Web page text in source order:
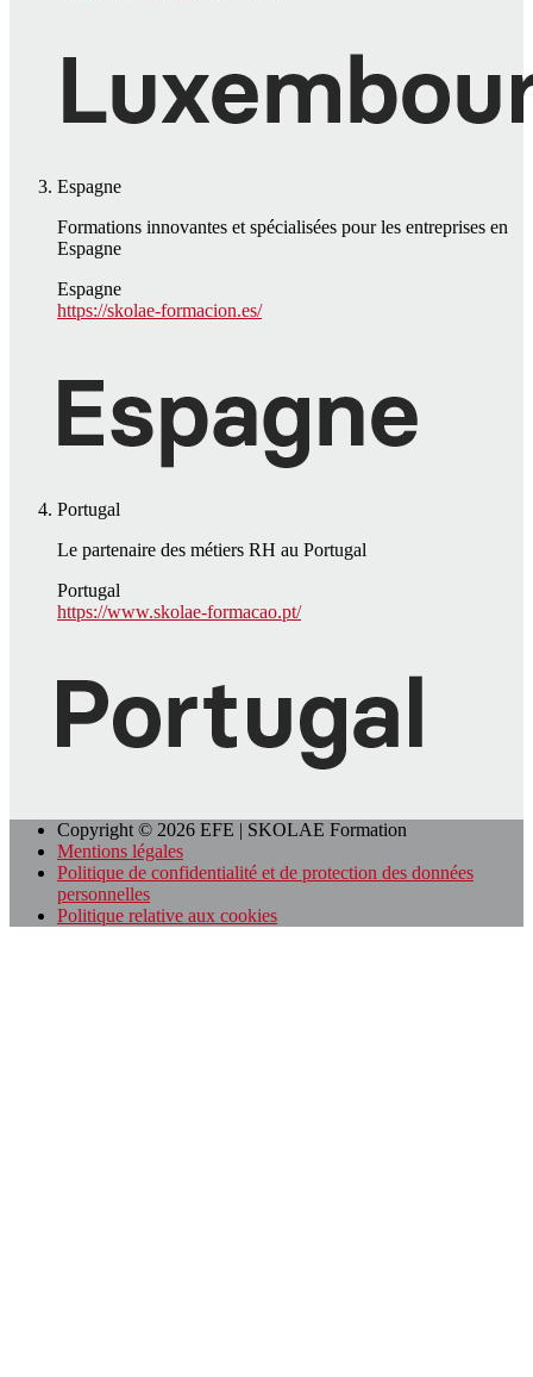
Espagne
Formations innovantes et spécialisées pour les entreprises en
Espagne
Espagne
https://skolae-formacion.es/
Portugal
Le partenaire des métiers RH au Portugal
Portugal
https://www.skolae-formacao.pt/
Copyright © 2026 EFE | SKOLAE Formation
Mentions légales
Politique de confidentialité et de protection des données
personnelles
Politique relative aux cookies